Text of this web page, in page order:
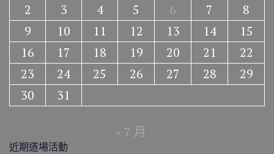
2
3 4 5 6 7
8
9
10 11 12 13 14
15
16
17 18 19 20 21
22
23
24 25 26 27 28
29
30
31
« 7 月
近期道場活動